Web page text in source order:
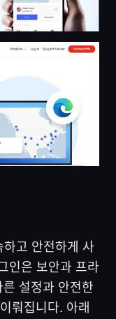
고 안전하게 사
인은 보안과 프라
설정과 안전한
뤄집니다. 아래